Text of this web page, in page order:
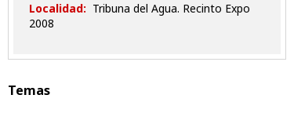
Localidad: Tribuna del Agua. Recinto Expo
2008
Temas